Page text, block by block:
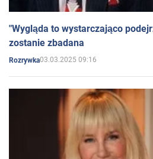
"Wygląda to wystarczająco
zostanie zbadana
Rozrywka03.03.2025 09:16